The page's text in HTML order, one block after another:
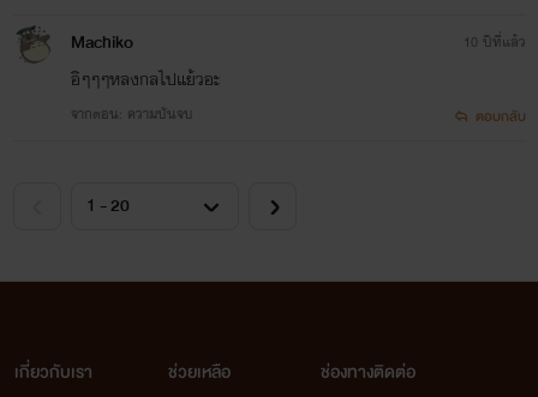
Machiko
อิๆๆๆหลงกลไปแย้วอะ
จากตอน: ความบันจบ
10 ปีที่แล้ว
ตอบกลับ
เกี่ยวกับเรา
ช่วยเหลือ
ช่องทางติดต่อ